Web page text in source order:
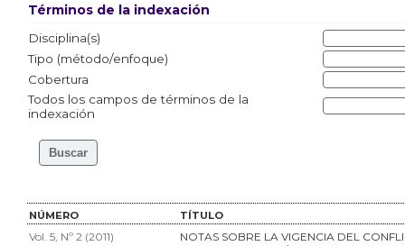
Términos de la indexación
Disciplina(s)
Tipo (método/enfoque)
Cobertura
Todos los campos de términos de la
indexación
NÚMERO TÍTULO
Vol. 5, Nº 2 (2011)
NOTAS SOBRE LA VIGENCIA DEL